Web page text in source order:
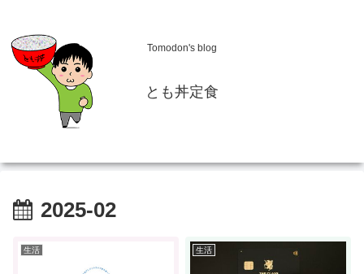
Tomodon's blog
とも丼定食
2025-02
生活 生活